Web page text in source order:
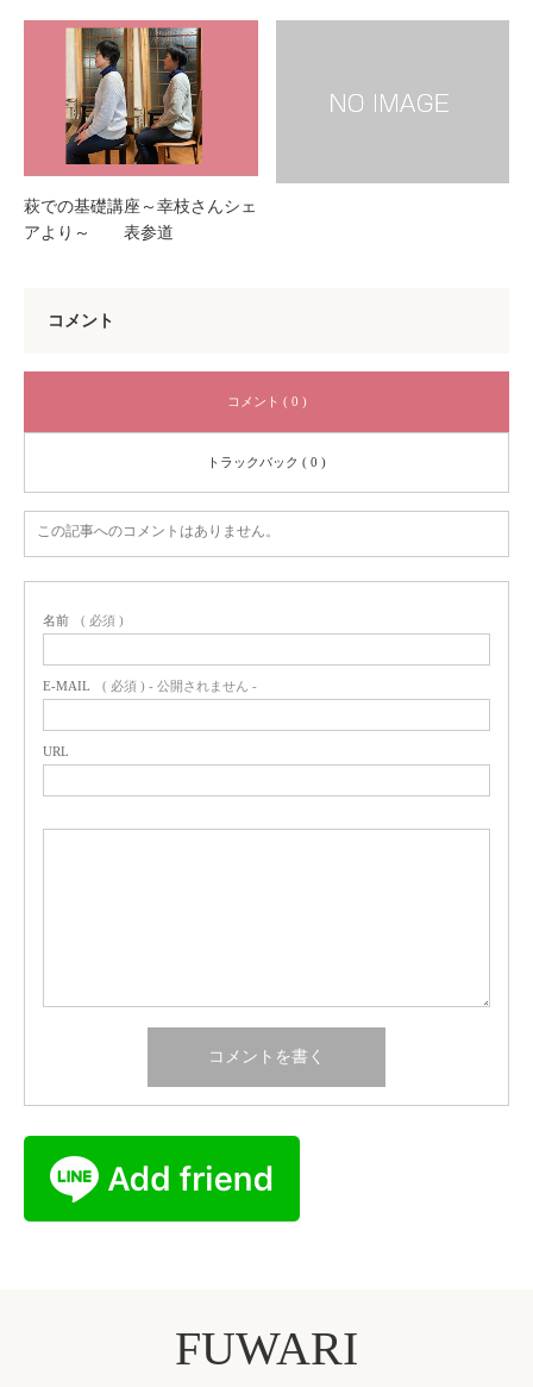
萩での基礎講座～幸枝さんシェ
アより～ 表参道
コメント
コメント ( 0 )
トラックバック ( 0 )
この記事へのコメントはありません。
名前 ( 必須 )
E-MAIL ( 必須 ) - 公開されません -
URL
FUWARI